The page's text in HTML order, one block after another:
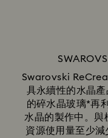
Swarovski
具永續性的水晶
的碎水晶玻璃*再
水晶的製作中。
資源使用量至少